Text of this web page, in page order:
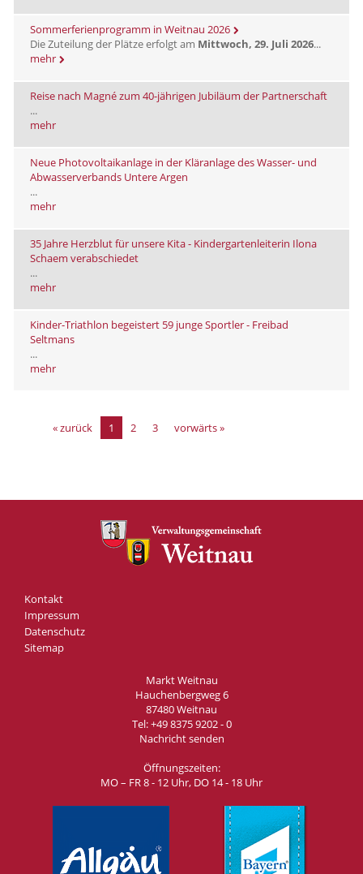
Sommerferienprogramm in Weitnau 2026
Die Zuteilung der Plätze erfolgt am Mittwoch, 29. Juli 2026...
mehr
Reise nach Magné zum 40-jährigen Jubiläum der Partnerschaft
...
mehr
Neue Photovoltaikanlage in der Kläranlage des Wasser- und
Abwasserverbands Untere Argen
...
mehr
35 Jahre Herzblut für unsere Kita - Kindergartenleiterin Ilona
Schaem verabschiedet
...
mehr
Kinder-Triathlon begeistert 59 junge Sportler - Freibad
Seltmans
...
mehr
« zurück 1 2 3 vorwärts »
Kontakt
Impressum
Datenschutz
Sitemap
Markt Weitnau
Hauchenbergweg 6
87480 Weitnau
Tel:+49 8375 9202 - 0
Nachricht senden
Öffnungszeiten:
MO – FR 8 - 12 Uhr, DO 14 - 18 Uhr